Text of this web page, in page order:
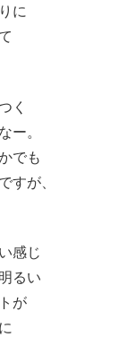
に
く
ー。
でも
すが、
感じ
るい
が